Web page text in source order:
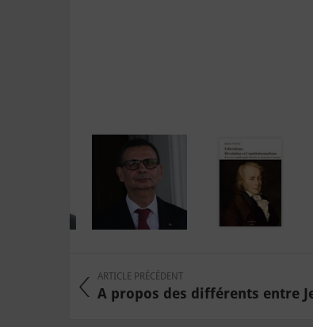
ARTICLE PRÉCÉDENT
A propos des différents entre